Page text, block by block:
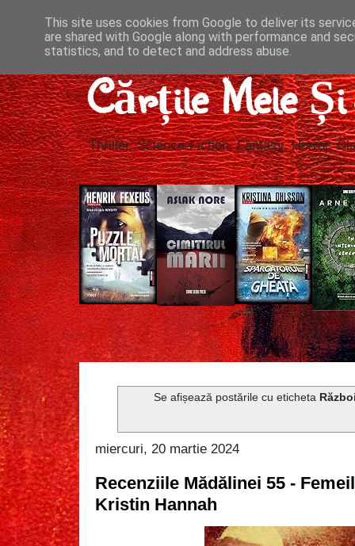
Cărțile Mele
Thriller, Science-Fiction, Fantasy, Horror,
Se afișează postările cu eticheta
miercuri, 20 martie 2024
Recenziile Mădălinei 55 -
Kristin Hannah
This site uses cookies from Google to deliver its
are shared with Google along with performance and
statistics, and to detect and address abuse.